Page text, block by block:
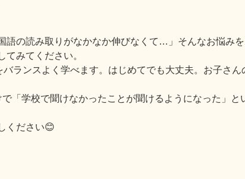
語の読み取りがなかなか伸びなくて…」そんなお悩み
みてください。
ランスよく学べます。はじめてでも大丈夫。お子さ
「学校で聞けなかったことが聞けるようになった」と
ください😊